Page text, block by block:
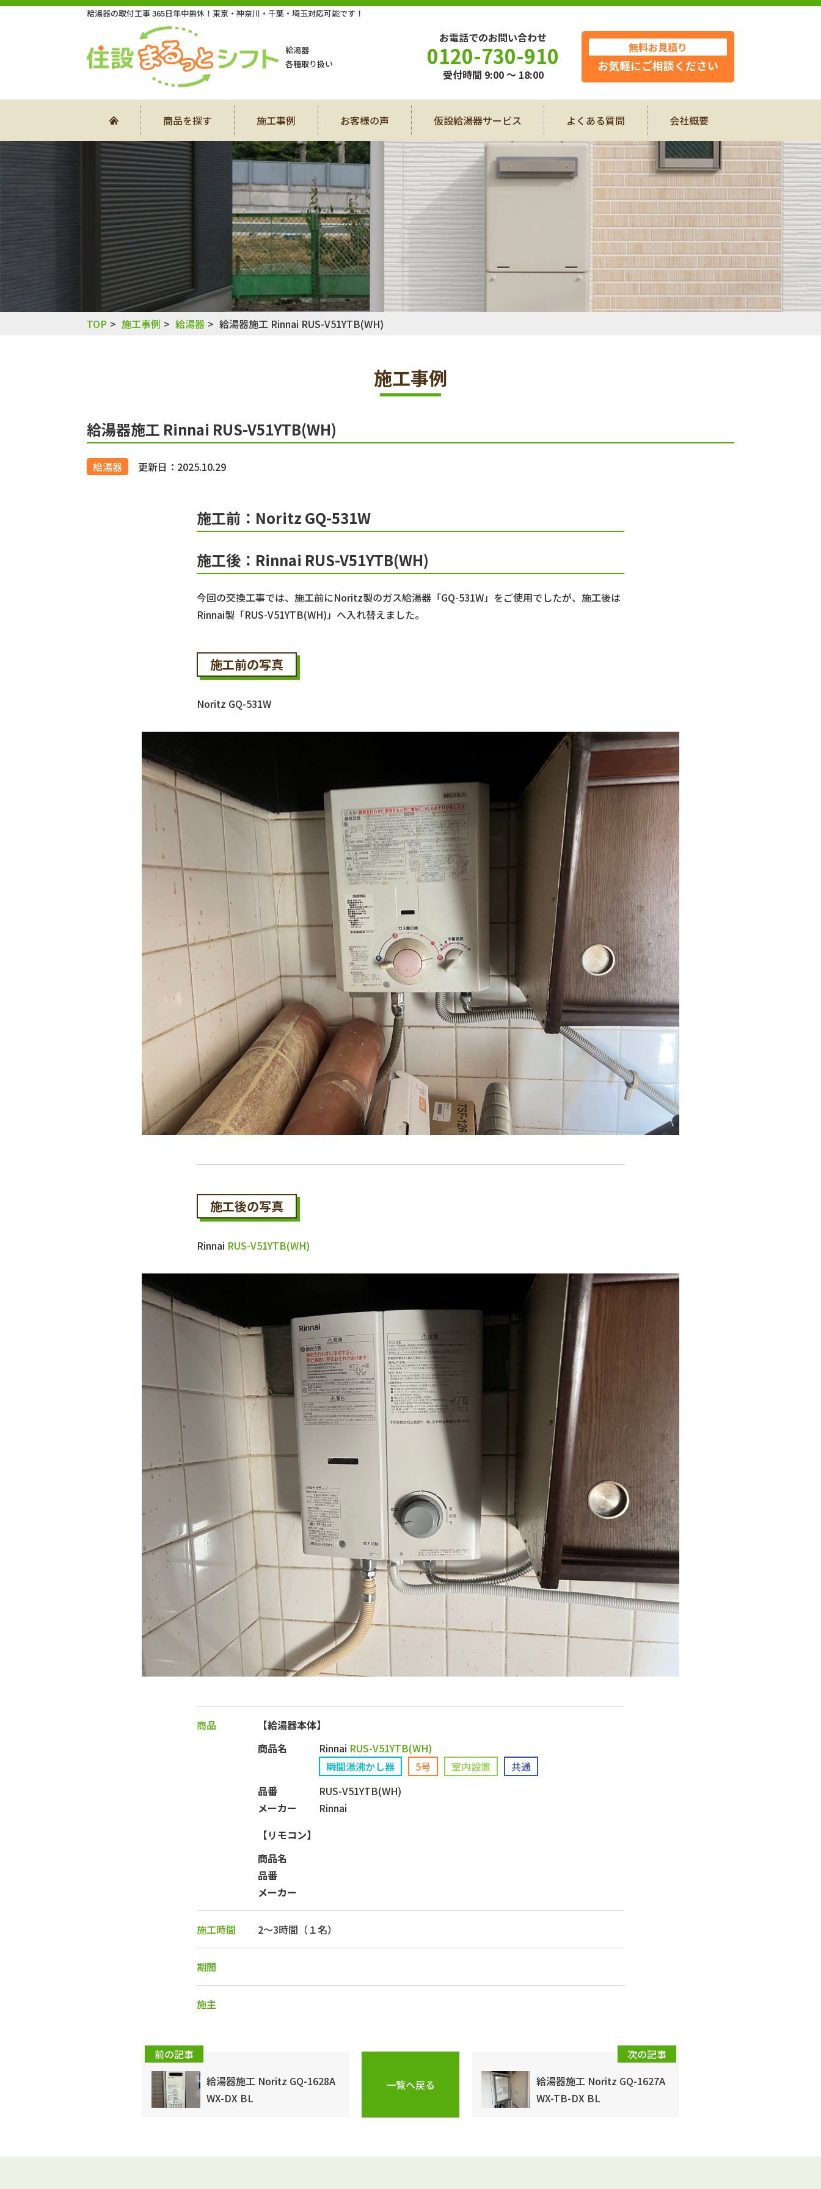
給湯器の取付工事 365日年中無休！東京・神奈川・千葉・埼玉対応可能です！
給湯器
各種取り扱い
お電話でのお問い合わせ
0120-730-910
受付時間 9:00 〜 18:00
無料お見積り
お気軽にご相談ください
商品を探す 施工事例 お客様の声 仮設給湯器サービス よくある質問 会社概要
TOP 施工事例 給湯器 給湯器施工 Rinnai RUS-V51YTB(WH)
施工事例
給湯器施工 Rinnai RUS-V51YTB(WH)
給湯器 更新日：2025.10.29
施工前：Noritz GQ-531W
施工後：Rinnai RUS-V51YTB(WH)
今回の交換工事では、施工前にNoritz製のガス給湯器「GQ-531W」をご使用でしたが、施工後は
Rinnai製「RUS-V51YTB(WH)」へ入れ替えました。
施工前の写真
Noritz GQ-531W
施工後の写真
Rinnai RUS-V51YTB(WH)
商品
【給湯器本体】
商品名
Rinnai RUS-V51YTB(WH)
瞬間湯沸かし器
5号 室内設置
共通
品番
RUS-V51YTB(WH)
メーカー
Rinnai
【リモコン】
商品名
品番
メーカー
施工時間 2～3時間（１名）
期間
施主
前の記事
給湯器施工 Noritz GQ-1628A
WX-DX BL
一覧へ戻る
次の記事
給湯器施工 Noritz GQ-1627A
WX-TB-DX BL